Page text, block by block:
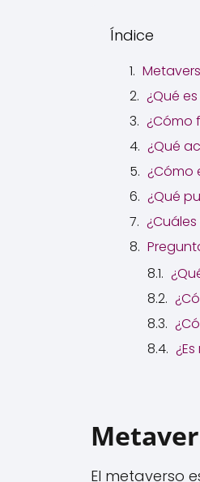
Índice
¿Qué
¿Cómo
¿Qué
¿Cómo
¿Qué
El metaverso